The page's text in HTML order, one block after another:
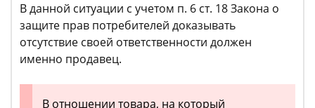
В данной ситуации с учетом п. 6 ст. 18 Закона о
защите прав потребителей доказывать
отсутствие своей ответственности должен
именно продавец.
В отношении товара, на который